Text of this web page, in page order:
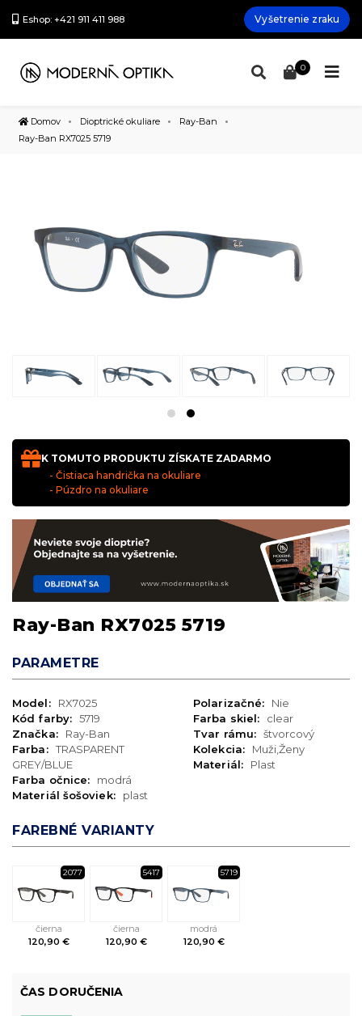
Eshop: +421 911 411 988 Vyšetrenie zraku
0
Domov Dioptrické okuliare
Ray-Ban
Ray-Ban RX7025 5719
K TOMUTO PRODUKTU ZÍSKATE ZADARMO
- Čistiaca handrička na okuliare
- Púzdro na okuliare
Ray-Ban RX7025 5719
PARAMETRE
Model:
RX7025
Kód farby: 5719
Značka:
Ray-Ban
Farba: TRASPARENT
GREY/BLUE
Farba očnice:
modrá
Materiál šošoviek:
plast
Polarizačné:
Nie
Farba skiel:
clear
Tvar rámu: štvorcový
Kolekcia:
Muži,Ženy
Materiál:
Plast
FAREBNÉ VARIANTY
2077
čierna
120,90 €
5417
čierna
120,90 €
5719
modrá
120,90 €
ČAS DORUČENIA